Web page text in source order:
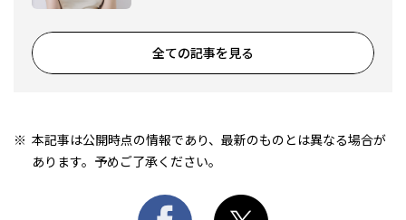
全ての記事を見る
本記事は公開時点の情報であり、最新のものとは異なる場合が
あります。予めご了承ください。